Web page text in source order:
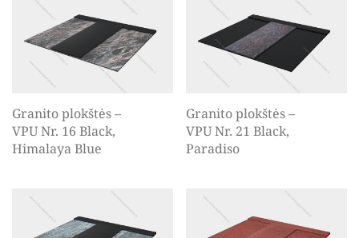
Granito plokštės –
VPU Nr. 16 Black,
Himalaya Blue
Granito plokštės –
VPU Nr. 21 Black,
Paradiso